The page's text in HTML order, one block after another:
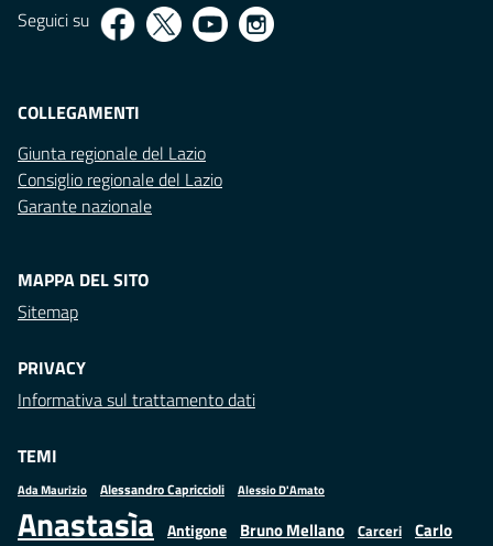
Seguici su
COLLEGAMENTI
Giunta regionale del Lazio
Consiglio regionale del Lazio
Garante nazionale
MAPPA DEL SITO
Sitemap
PRIVACY
Informativa sul trattamento dati
TEMI
Ada Maurizio Alessandro Capriccioli Alessio D'Amato
Anastasìa Antigone Bruno Mellano Carceri Carlo